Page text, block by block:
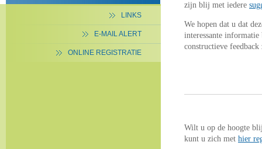
LINKS
E-MAIL ALERT
ONLINE REGISTRATIE
zijn blij met iedere
We hopen dat u dat
interessante
constructieve
Wilt u op de hoogte
kunt u zich met hier